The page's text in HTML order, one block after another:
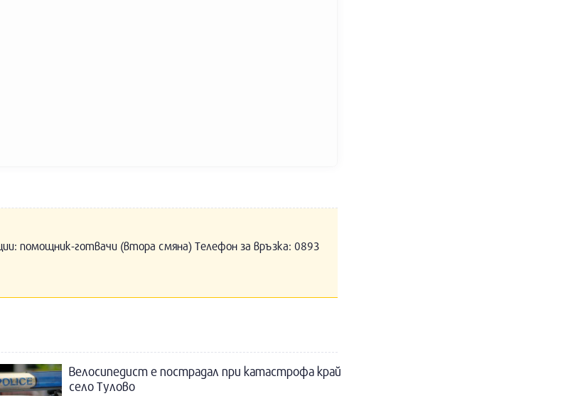
помощник-готвачи (втора смяна) Телефон за връзка: 0893
Велосипедист е пострадал при катастрофа край
село Тулово